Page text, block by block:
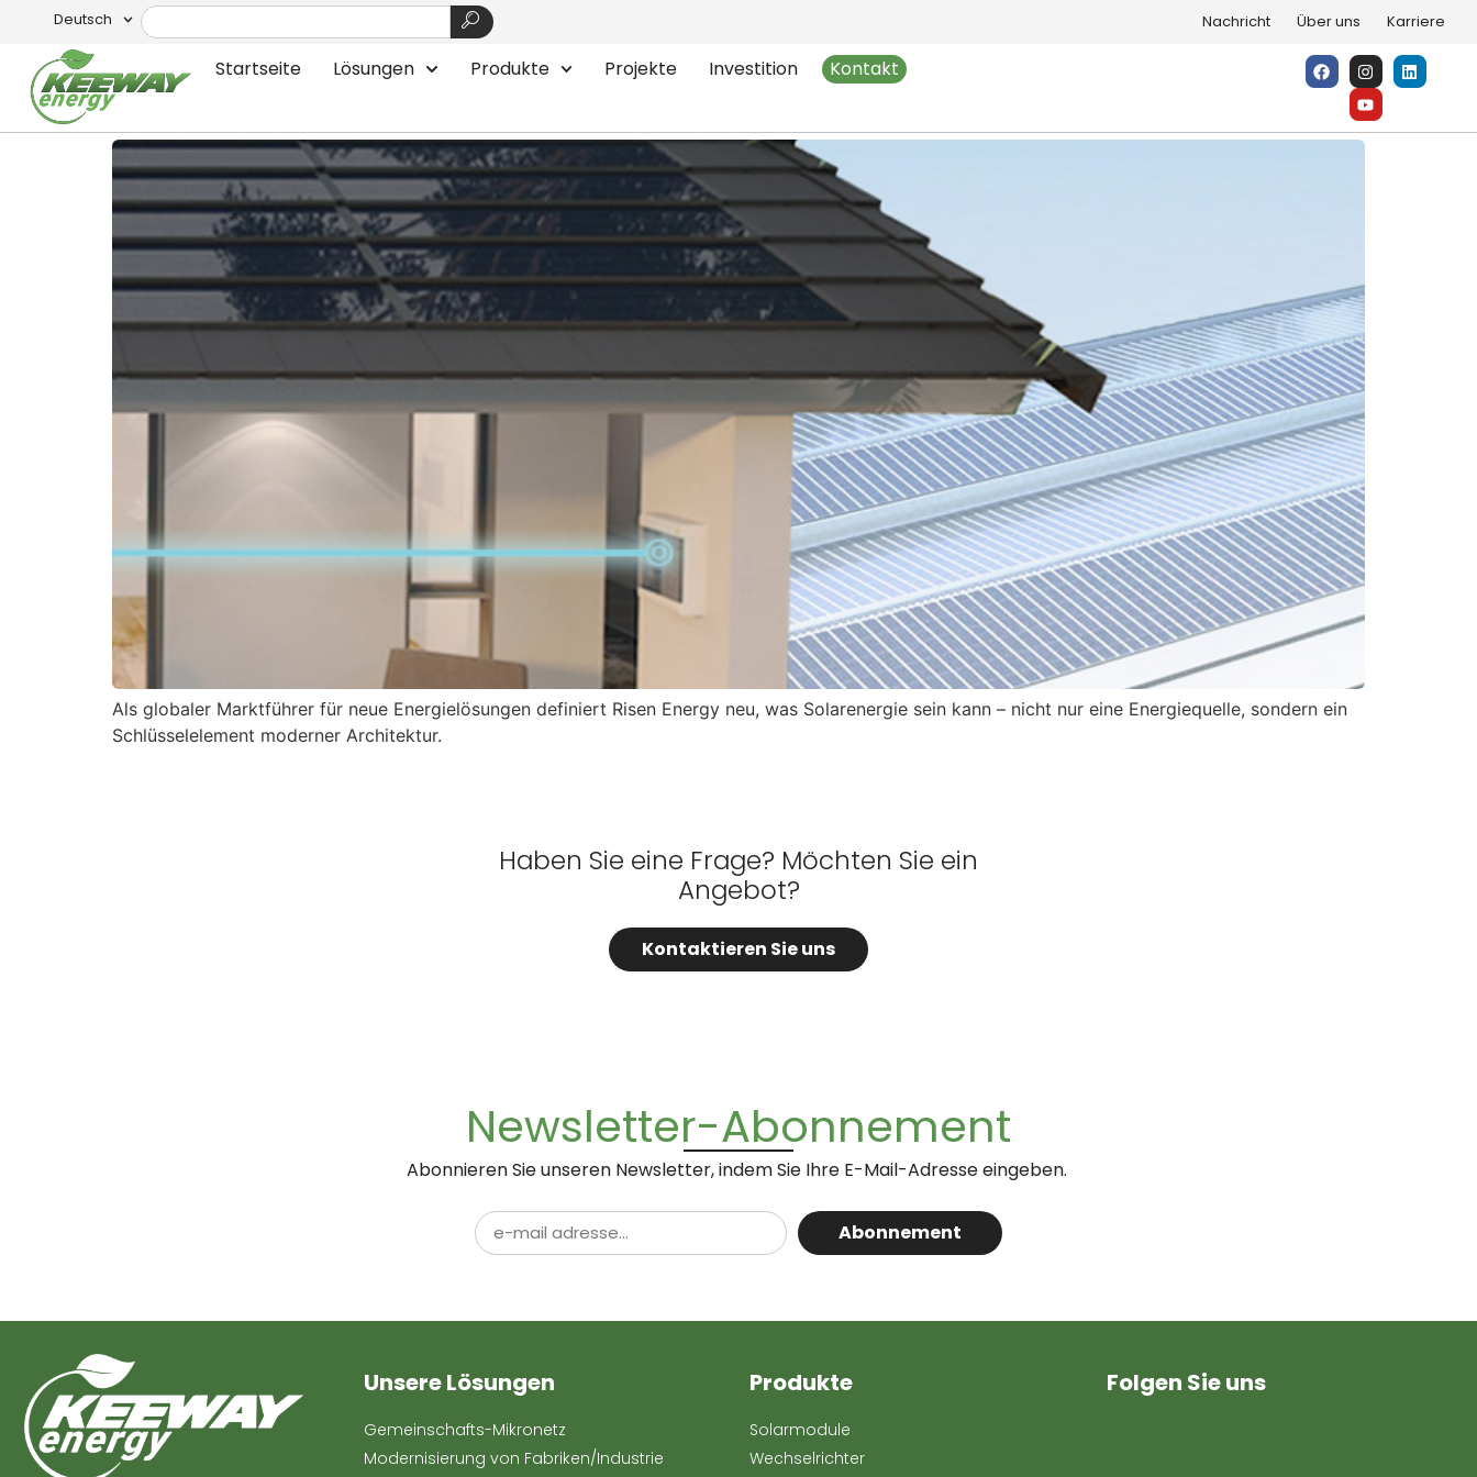
Deutsch Nachricht Über uns Karriere
Startseite Lösungen Produkte Projekte Investition Kontakt
Schlagwort:Risen Energy BIPV
Risen Energy BIPV – Wo Energie auf Design trifft
Als globaler Marktführer für neue Energielösungen definiert Risen Energy neu, was Solarenergie sein kann – nicht nur eine Energiequelle, sondern ein
Schlüsselelement moderner Architektur.
Haben Sie eine Frage? Möchten Sie ein
Angebot?
Kontaktieren Sie uns
Newsletter-Abonnement
Abonnieren Sie unseren Newsletter, indem Sie Ihre E-Mail-Adresse eingeben.
Abonnement
Unsere Lösungen
Gemeinschafts-Mikronetz
Modernisierung von Fabriken/Industrie
Produkte
Solarmodule
Wechselrichter
Folgen Sie uns